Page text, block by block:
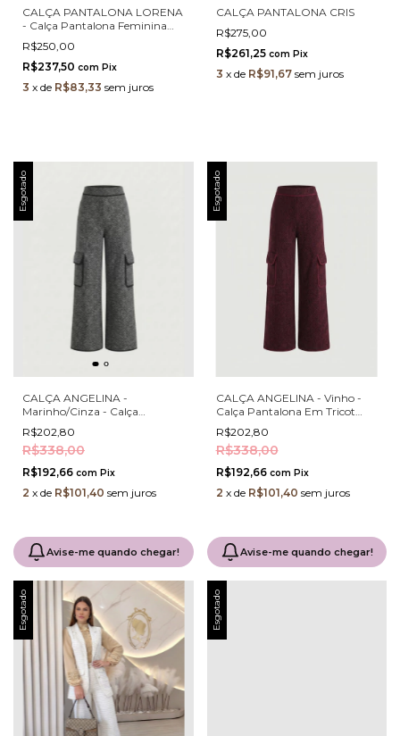
CALÇA PANTALONA LORENA
- Calça Pantalona Feminina
Terracota em Musseline com
Cintura Alta e Caimento Fluido
R$250,00
R$237,50 com Pix
3 x de R$83,33 sem juros
CALÇA PANTALONA CRIS
R$275,00
R$261,25 com Pix
3 x de R$91,67 sem juros
Esgotado
CALÇA ANGELINA -
Marinho/Cinza - Calça
Pantalona Em Tricot Chevron
Com Bolsos Cargo E
Acabamento Contrastante
R$202,80
R$338,00
R$192,66 com Pix
2 x de R$101,40 sem juros
Avise-me quando chegar!
Esgotado
CALÇA ANGELINA - Vinho -
Calça Pantalona Em Tricot
Chevron Com Bolsos Cargo E
Acabamento Contrastante
R$202,80
R$338,00
R$192,66 com Pix
2 x de R$101,40 sem juros
Avise-me quando chegar!
Esgotado Esgotado